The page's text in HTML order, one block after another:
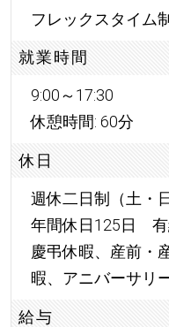
フレックスタイム
就業時間
9:00～17:30
休憩時間: 60分
休日
週休二日制（土・
年間休日125日 有
慶弔休暇、産前・
暇、アニバーサリ
給与